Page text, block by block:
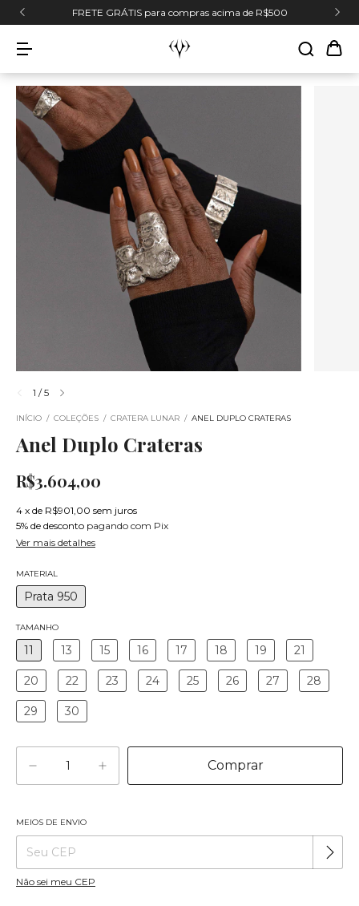
FRETE GRÁTIS para compras acima de R$500
1 /5
INÍCIO / COLEÇÕES / CRATERA LUNAR / ANEL DUPLO CRATERAS
Anel Duplo Crateras
R$3.604,00
4 x de R$901,00 sem juros
5% de desconto pagando com Pix
Ver mais detalhes
MATERIAL
Prata 950
TAMANHO
11 13 15 16 17 18 19 21
20 22 23 24 25 26 27 28
29 30
Entregas para o CEP:
MEIOS DE ENVIO
Não sei meu CEP